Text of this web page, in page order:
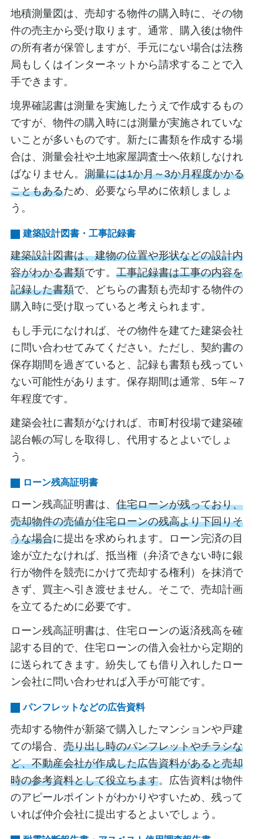
地積測量図は、売却する物件の購入時に、その物
件の売主から受け取ります。通常、購入後は物件
の所有者が保管しますが、手元にない場合は法務
局もしくはインターネットから請求することで入
手できます。
境界確認書は測量を実施したうえで作成するもの
ですが、物件の購入時には測量が実施されていな
いことが多いものです。新たに書類を作成する場
合は、測量会社や土地家屋調査士へ依頼しなけれ
ばなりません。 測量には1か月～3か月程度かかる
こともあるため、必要なら早めに依頼しましょ
う。
建築設計図書・工事記録書
建築設計図書は、建物の位置や形状などの設計内
容がわかる書類です。 工事記録書は工事の内容を
記録した書類で、どちらの書類も売却する物件の
購入時に受け取っていると考えられます。
もし手元になければ、その物件を建てた建築会社
に問い合わせてみてください。ただし、契約書の
保存期間を過ぎていると、記録も書類も残ってい
ない可能性があります。保存期間は通常、5年～7
年程度です。
建築会社に書類がなければ、市町村役場で建築確
認台帳の写しを取得し、代用するとよいでしょ
う。
ローン残高証明書
ローン残高証明書は、 住宅ローンが残っており、
売却物件の売値が住宅ローンの残高より下回りそ
うな場合に提出を求められます。ローン完済の目
途が立たなければ、抵当権（弁済できない時に銀
行が物件を競売にかけて売却する権利）を抹消で
きず、買主へ引き渡せません。そこで、売却計画
を立てるために必要です。
ローン残高証明書は、住宅ローンの返済残高を確
認する目的で、住宅ローンの借入会社から定期的
に送られてきます。紛失しても借り入れしたロー
ン会社に問い合わせれば入手が可能です。
パンフレットなどの広告資料
売却する物件が新築で購入したマンションや戸建
ての場合、 売り出し時のパンフレットやチラシな
ど、不動産会社が作成した広告資料があると売却
時の参考資料として役立ちます。広告資料は物件
のアピールポイントがわかりやすいため、残って
いれば仲介会社に提出するとよいでしょう。